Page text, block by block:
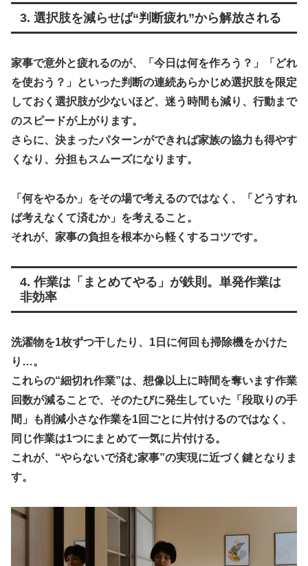
3. 選択肢を減らせば“判断疲れ”から解放される
家事で意外と疲れるのが、「今日は何を作ろう？」「どれ
を使おう？」といった判断の連続あらかじめ選択肢を限定
しておく選択肢が少ないほど、迷う時間も減り、行動まで
のスピードが上がります。
さらに、決まったパターンができれば家族の協力も得やす
くなり、分担もスムーズになります。
「何をやるか」をその場で考えるのではなく、「どうすれ
ば考えなくて済むか」を考えること。
それが、家事の負担を根本から軽くするコツです。
4. 作業は「まとめてやる」が鉄則。単発作業は
非効率
洗濯物を1枚ずつ干したり、1日に何回も掃除機をかけた
り…。
これらの“細切れ作業”は、想像以上に時間を奪います作業
回数が減ることで、そのたびに発生していた「段取りの手
間」も削減小さな作業を1回ごとに片付けるのではなく、
同じ作業は1つにまとめて一気に片付ける。
これが、“やらないで済む家事”の実現に近づく鍵となりま
す。